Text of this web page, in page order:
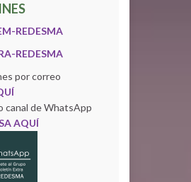
REDESMA
REDESMA
por correo
canal de WhatsApp
AQUÍ